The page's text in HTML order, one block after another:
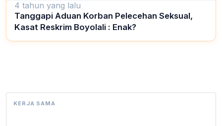
4 tahun yang lalu
Tanggapi Aduan Korban Pelecehan Seksual,
Kasat Reskrim Boyolali : Enak?
KERJA SAMA